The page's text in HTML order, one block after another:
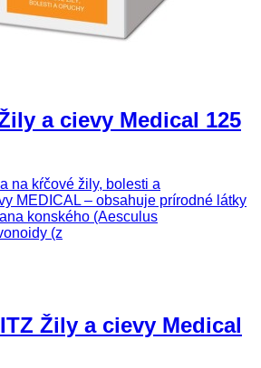
a cievy Medical 125
na kŕčové žily, bolesti a
MEDICAL – obsahuje prírodné látky
konského (Aesculus
(z
Žily a cievy Medical